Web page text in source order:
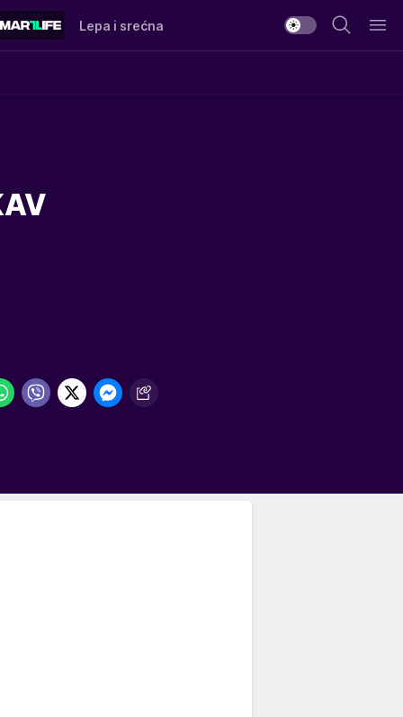
Lepa i srećna